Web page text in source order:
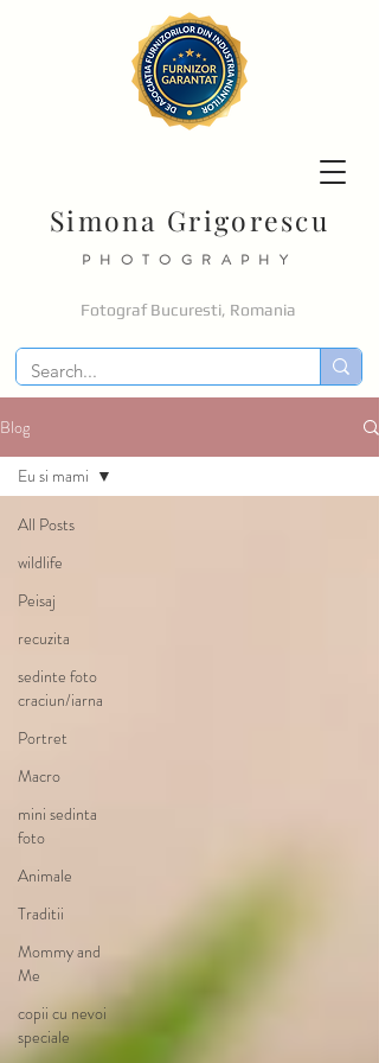
Simona Grigorescu
PHOTOGRAPHY
Fotograf Bucuresti, Romania
Blog
All Posts
wildlife
Peisaj
recuzita
sedinte foto
craciun/iarna
Portret
Macro
mini sedinta
foto
Animale
Traditii
Mommy and
Me
copii cu nevoi
speciale
Eu si mami